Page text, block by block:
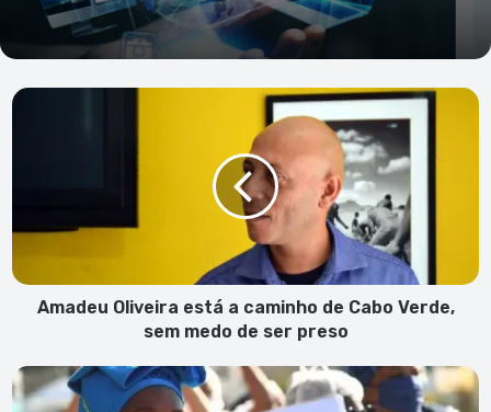
Amadeu
Cabo
sem
medo
preso
Amadeu Oliveira está a caminho de Cabo Verde,
sem medo de ser preso
África
do